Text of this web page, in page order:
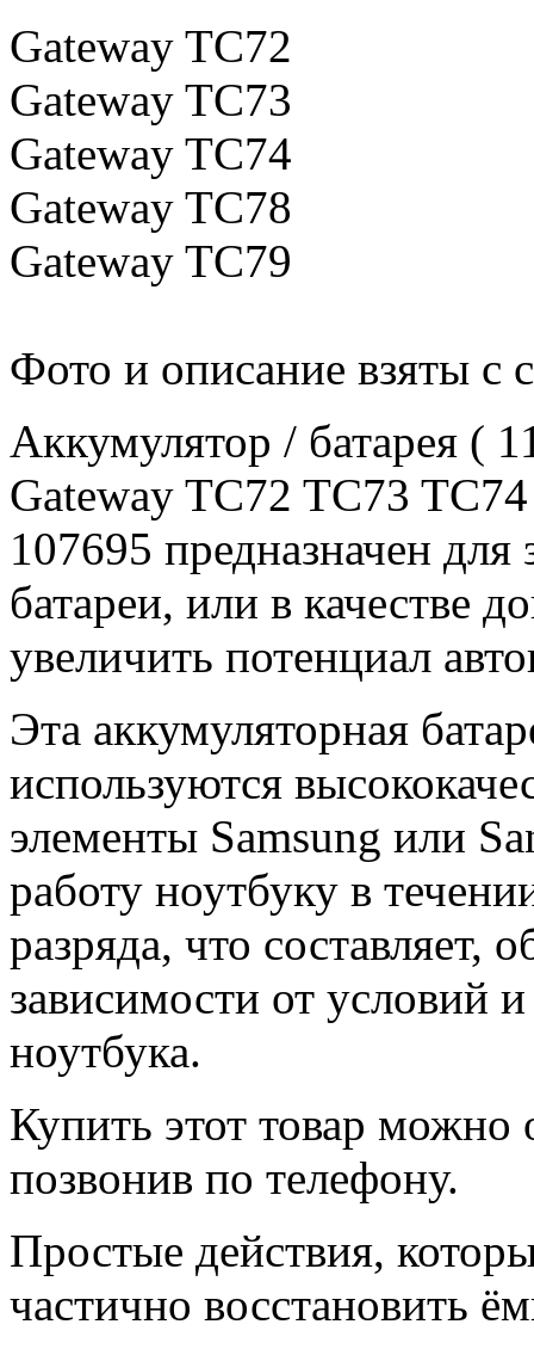
Gateway TC72
Gateway TC73
Gateway TC74
Gateway TC78
Gateway TC79
Фото и описание взяты с
Аккумулятор / батарея (
Gateway TC72 TC73
107695 предназначен
батареи, или в качестве
увеличить потенциал
Эта аккумуляторная
используются
элементы Samsung или
работу ноутбуку в
разряда, что составляет,
зависимости от условий
ноутбука.
Купить этот товар можно
позвонив по телефону.
Простые действия,
частично восстановить